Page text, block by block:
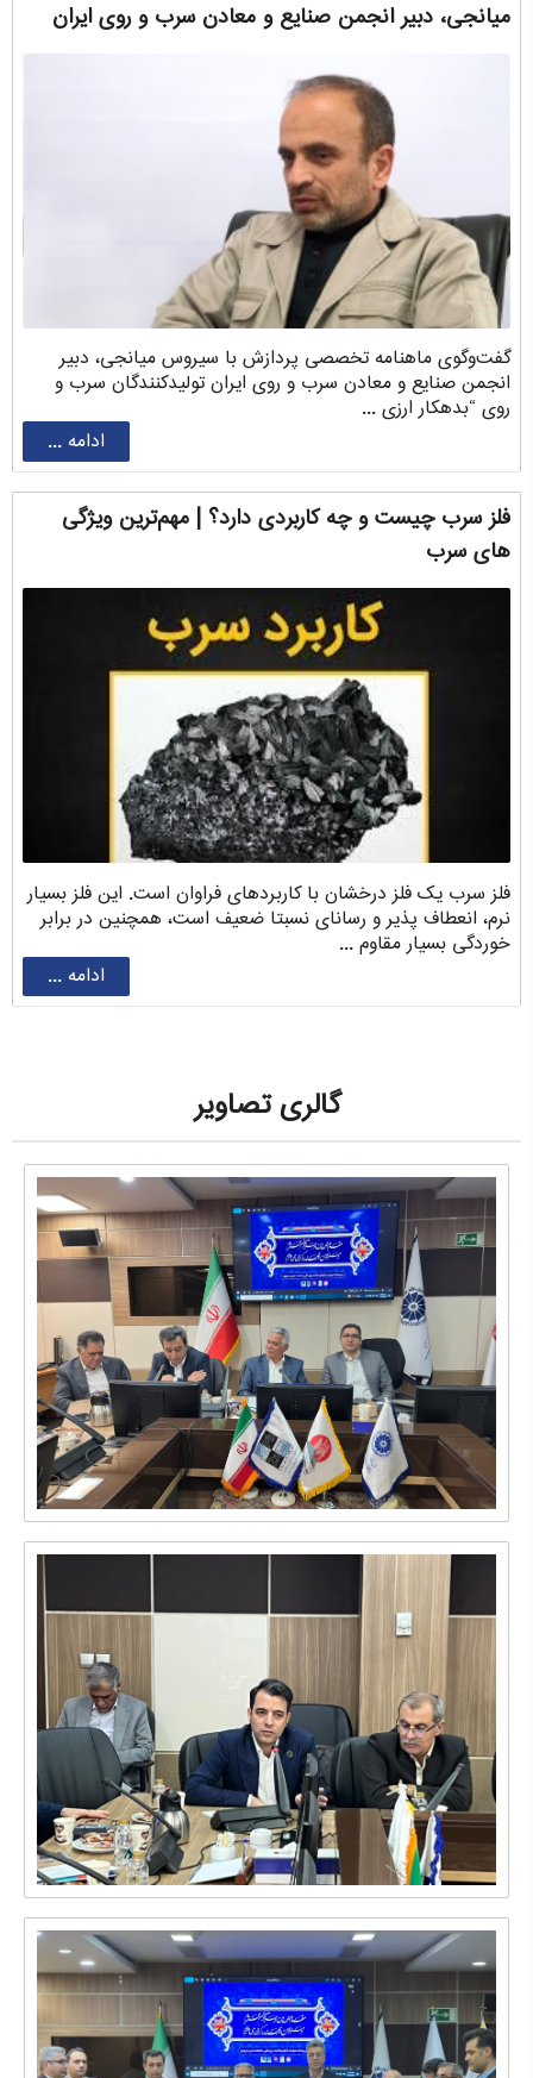
‌میانجی، دبیر انجمن صنایع و معادن سرب و روی ایران
گفت‌وگوی ماهنامه تخصصی پردازش با سیروس ‌میانجی، دبیر
انجمن صنایع و معادن سرب و روی ایران تولیدکنندگان سرب و
روی “بدهکار ارزی ...
ادامه ...
فلز سرب چیست و چه کاربردی دارد؟ | مهم‌ترین ویژگی
های سرب
فلز سرب یک فلز درخشان با کاربردهای فراوان است. این فلز بسیار
نرم، انعطاف پذیر و رسانای نسبتا ضعیف است، همچنین در برابر
خوردگی بسیار مقاوم ...
ادامه ...
گالری تصاویر